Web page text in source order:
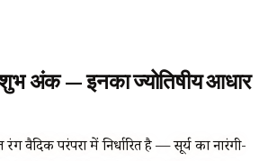
अंक — इनका ज्योतिषीय आधार
रंग वैदिक परंपरा में निर्धारित है — सूर्य का नारंगी-